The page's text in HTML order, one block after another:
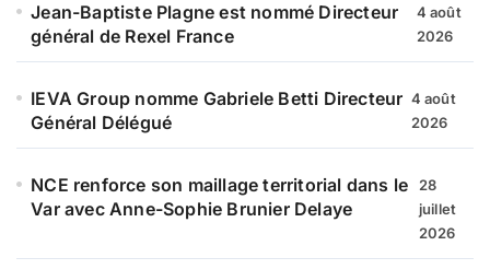
Jean-Baptiste Plagne est nommé Directeur
général de Rexel France
4 août
2026
IEVA Group nomme Gabriele Betti Directeur
Général Délégué
4 août
2026
NCE renforce son maillage territorial dans le
Var avec Anne-Sophie Brunier Delaye
28
juillet
2026